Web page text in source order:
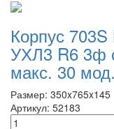
Корпус
УХЛ3 R6 3ф
макс. 30 мод.
Размер: 350x765x145
Артикул: 52183